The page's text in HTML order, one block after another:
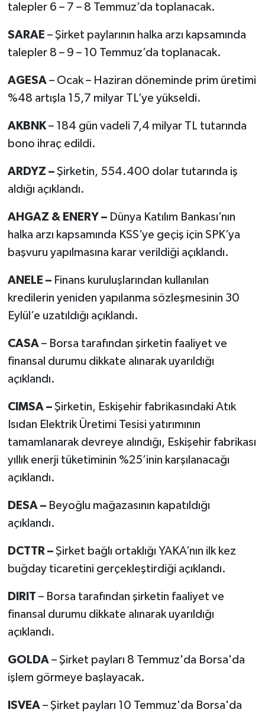
talepler 6 – 7 – 8 Temmuz’da toplanacak.
SARAE – Şirket paylarının halka arzı kapsamında
talepler 8 – 9 – 10 Temmuz’da toplanacak.
AGESA – Ocak – Haziran döneminde prim üretimi
%48 artışla 15,7 milyar TL’ye yükseldi.
AKBNK – 184 gün vadeli 7,4 milyar TL tutarında
bono ihraç edildi.
ARDYZ – Şirketin, 554.400 dolar tutarında iş
aldığı açıklandı.
AHGAZ & ENERY – Dünya Katılım Bankası’nın
halka arzı kapsamında KSS’ye geçiş için SPK’ya
başvuru yapılmasına karar verildiği açıklandı.
ANELE – Finans kuruluşlarından kullanılan
kredilerin yeniden yapılanma sözleşmesinin 30
Eylül’e uzatıldığı açıklandı.
CASA – Borsa tarafından şirketin faaliyet ve
finansal durumu dikkate alınarak uyarıldığı
açıklandı.
CIMSA – Şirketin, Eskişehir fabrikasındaki Atık
Isıdan Elektrik Üretimi Tesisi yatırımının
tamamlanarak devreye alındığı, Eskişehir fabrikası
yıllık enerji tüketiminin %25’inin karşılanacağı
açıklandı.
DESA – Beyoğlu mağazasının kapatıldığı
açıklandı.
DCTTR – Şirket bağlı ortaklığı YAKA’nın ilk kez
buğday ticaretini gerçekleştirdiği açıklandı.
DIRIT – Borsa tarafından şirketin faaliyet ve
finansal durumu dikkate alınarak uyarıldığı
açıklandı.
GOLDA – Şirket payları 8 Temmuz'da Borsa'da
işlem görmeye başlayacak.
ISVEA – Şirket payları 10 Temmuz'da Borsa'da